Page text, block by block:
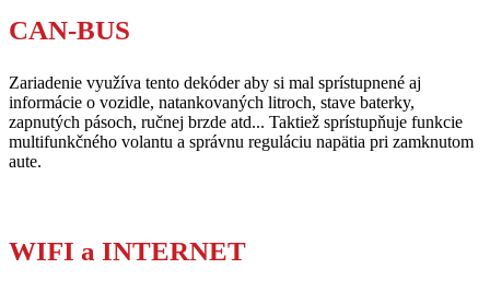
CAN-BUS
Zariadenie využíva tento dekóder aby si mal sprístupnené aj
informácie o vozidle, natankovaných litroch, stave baterky,
zapnutých pásoch, ručnej brzde atd... Taktiež sprístupňuje funkcie
multifunkčného volantu a správnu reguláciu napätia pri zamknutom
aute.
WIFI a INTERNET